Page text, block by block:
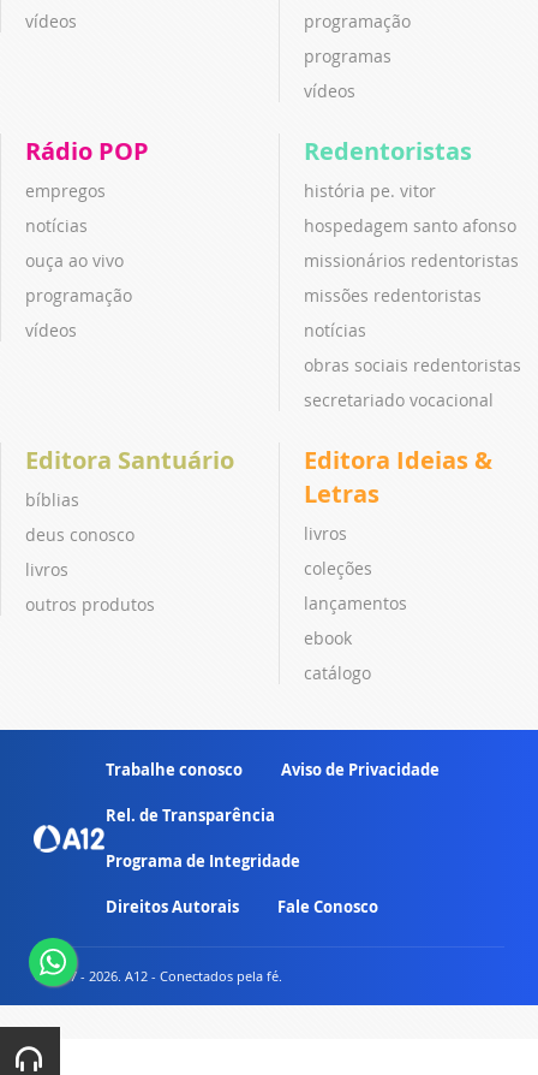
vídeos
programação
programas
vídeos
Rádio POP
empregos
notícias
ouça ao vivo
programação
vídeos
Redentoristas
história pe. vitor
hospedagem santo afonso
missionários redentoristas
missões redentoristas
notícias
obras sociais redentoristas
secretariado vocacional
Editora Santuário
bíblias
deus conosco
livros
outros produtos
Editora Ideias &
Letras
livros
coleções
lançamentos
ebook
catálogo
Trabalhe conosco Aviso de Privacidade
Rel. de Transparência
Programa de Integridade
Direitos Autorais Fale Conosco
© 2007 - 2026. A12 - Conectados pela fé.